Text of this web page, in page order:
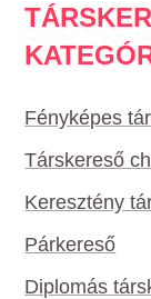
Fényképes
Társkereső
Keresztény
Párkereső
Diplomás